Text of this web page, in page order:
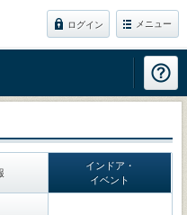
ログイン メニュー
インドア・
イベント